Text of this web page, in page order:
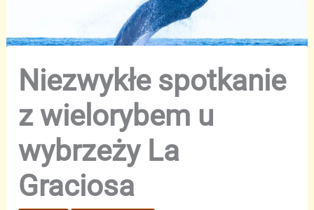
Niezwykłe spotkanie
z wielorybem u
wybrzeży La
Graciosa